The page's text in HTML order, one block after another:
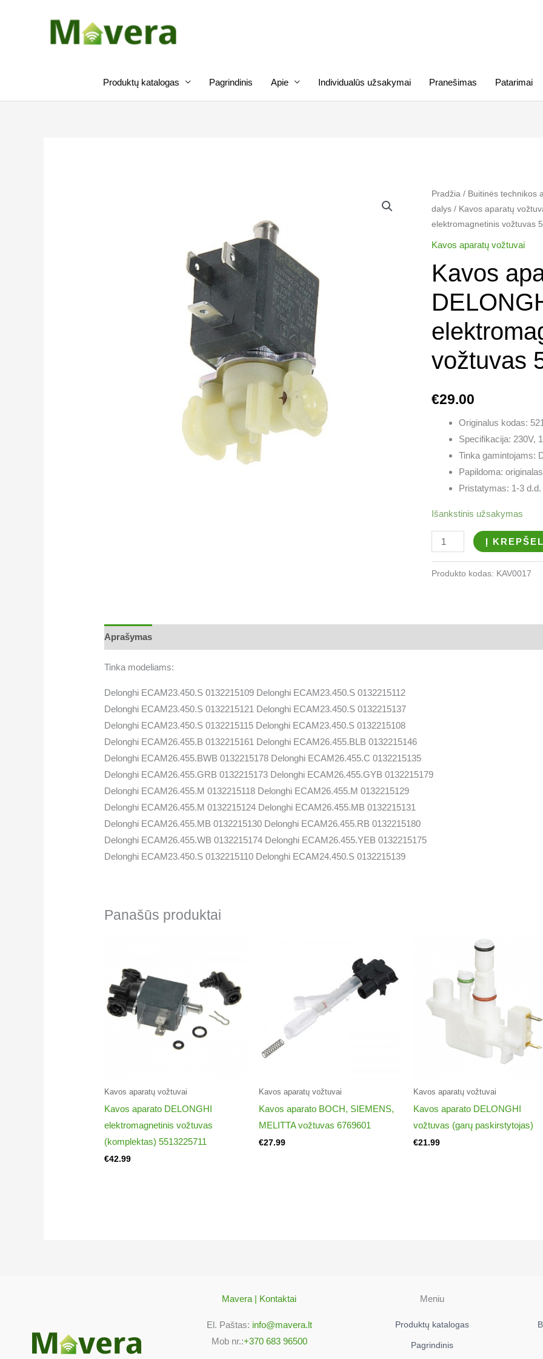
Produktų katalogas Pagrindinis Apie Individualūs užsakymai Pranešimas Patarimai
Pradžia / Buitinės technikos
dalys / Kavos aparatų
elektromagnetinis vožtuvas
Kavos aparatų vožtuvai​
Kavos
vožtuvas
€29.00
Originalus kodas:
Specifikacija: 230V,
Tinka gamintojams:
Papildoma: originalas
Pristatymas: 1-3 d.d.
Išankstinis užsakymas
produkto
kiekis:
Kavos
aparato
elektromagnetinis
vožtuvas
5213218421
Į
Produkto kodas: KAV0017
Aprašymas
Tinka modeliams:
Delonghi ECAM23.450.S 0132215109 Delonghi ECAM23.450.S 0132215112
Delonghi ECAM23.450.S 0132215121 Delonghi ECAM23.450.S 0132215137
Delonghi ECAM23.450.S 0132215115 Delonghi ECAM23.450.S 0132215108
Delonghi ECAM26.455.B 0132215161 Delonghi ECAM26.455.BLB 0132215146
Delonghi ECAM26.455.BWB 0132215178 Delonghi ECAM26.455.C 0132215135
Delonghi ECAM26.455.GRB 0132215173 Delonghi ECAM26.455.GYB 0132215179
Delonghi ECAM26.455.M 0132215118 Delonghi ECAM26.455.M 0132215129
Delonghi ECAM26.455.M 0132215124 Delonghi ECAM26.455.MB 0132215131
Delonghi ECAM26.455.MB 0132215130 Delonghi ECAM26.455.RB 0132215180
Delonghi ECAM26.455.WB 0132215174 Delonghi ECAM26.455.YEB 0132215175
Delonghi ECAM23.450.S 0132215110 Delonghi ECAM24.450.S 0132215139
Delonghi ECAM22.360.B 0132215149 Delonghi ECAM22.360.B 0132215327
Delonghi ECAM22.360.S 0132215245 Delonghi ECAM22.360.S 0132215319
Delonghi ECAM22.360.S 0132215148 Delonghi ECAM22.366.B 0132215202
Delonghi ECAM22.366.S 0132215203 Delonghi ECAM22.366.S 0132215252
Delonghi ECAM23.450.B 0132215122 Delonghi ECAM23.450.B 0132215113
Delonghi ECAM23.450.B 0132215119 Delonghi ECAM23.450.B 0132215114
Panašūs produktai
Kavos aparatų vožtuvai​
Kavos aparato DELONGHI
elektromagnetinis vožtuvas
(komplektas) 5513225711
€42.99
Kavos aparatų vožtuvai​
Kavos aparato BOCH, SIEMENS,
MELITTA vožtuvas 6769601
€27.99
Kavos aparatų vožtuvai​
Kavos aparato DELONGHI
vožtuvas (garų paskirstytojas)
€21.99
Mavera | Kontaktai
El. Paštas: info@mavera.lt
Mob nr.:+370 683 96500
Meniu
Produktų katalogas
Pagrindinis